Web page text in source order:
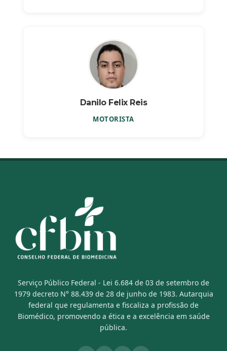
Danilo Felix Reis
MOTORISTA
Serviço Público Federal - Lei 6.684 de 03 de setembro de
1979 decreto N° 88.439 de 28 de junho de 1983. Autarquia
federal que regulamenta e fiscaliza a profissão de
Biomédico, promovendo a ética e a excelência em saúde
pública.